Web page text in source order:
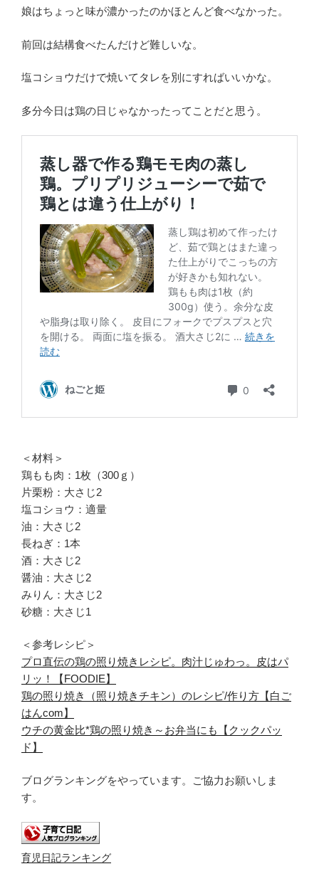
娘はちょっと味が濃かったのかほとんど食べなかった。
前回は結構食べたんだけど難しいな。
塩コショウだけで焼いてタレを別にすればいいかな。
多分今日は鶏の日じゃなかったってことだと思う。
＜材料＞
鶏もも肉：1枚（300ｇ）
片栗粉：大さじ2
塩コショウ：適量
油：大さじ2
長ねぎ：1本
酒：大さじ2
醤油：大さじ2
みりん：大さじ2
砂糖：大さじ1
＜参考レシピ＞
プロ直伝の鶏の照り焼きレシピ。肉汁じゅわっ。皮はパ
リッ！【FOODIE】
鶏の照り焼き（照り焼きチキン）のレシピ/作り方【白ご
はんcom】
ウチの黄金比*鶏の照り焼き～お弁当にも【クックパッ
ド】
ブログランキングをやっています。ご協力お願いしま
す。
育児日記ランキング